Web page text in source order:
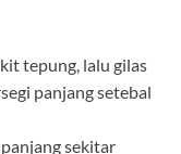
tepung, lalu gilas
panjang setebal
sekitar